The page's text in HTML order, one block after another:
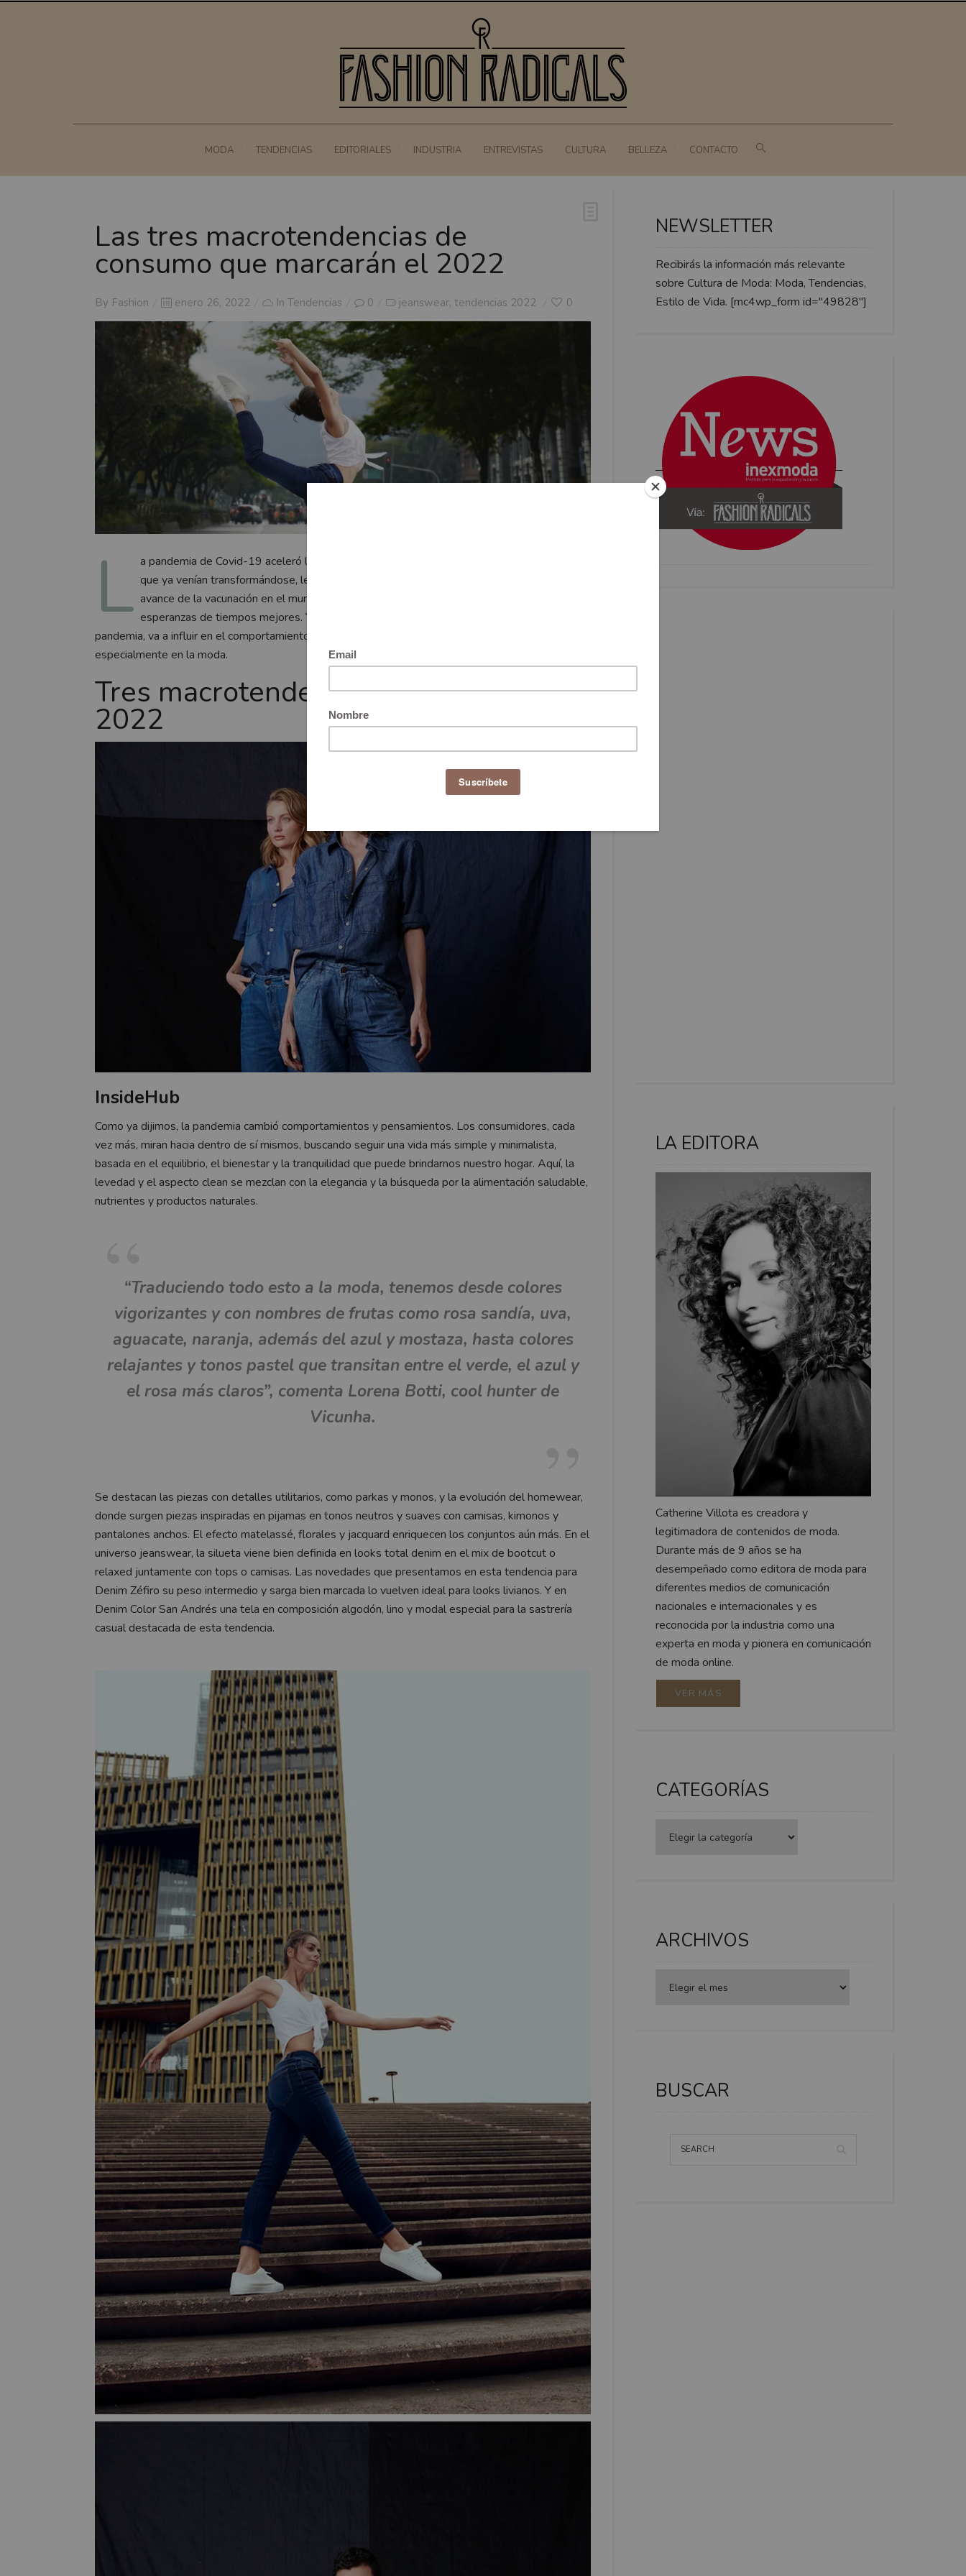
MODA TENDENCIAS EDITORIALES INDUSTRIA ENTREVISTAS CULTURA BELLEZA CONTACTO
Las tres macrotendencias de
consumo que marcarán el 2022
By Fashion
Posted
on
enero 26, 2022 In Tendencias 0 jeanswear, tendencias 2022 0
L a pandemia de Covid-19 aceleró la evolución de comportamientos sociales y de consumo
que ya venían transformándose, lentamente, a lo largo de las últimas décadas. Gracias al
avance de la vacunación en el mundo, va apareciendo una luz al final del túnel, trayendo
esperanzas de tiempos mejores. Y ese sentimiento positivo del escenario, aprendido en
pandemia, va a influir en el comportamiento de consumo de las personas en el mundo,
especialmente en la moda.
Tres macrotendencias de consumo
2022
InsideHub
Como ya dijimos, la pandemia cambió comportamientos y pensamientos. Los consumidores, cada
vez más, miran hacia dentro de sí mismos, buscando seguir una vida más simple y minimalista,
basada en el equilibrio, el bienestar y la tranquilidad que puede brindarnos nuestro hogar. Aquí, la
levedad y el aspecto clean se mezclan con la elegancia y la búsqueda por la alimentación saludable,
nutrientes y productos naturales.
“Traduciendo todo esto a la moda, tenemos desde colores
vigorizantes y con nombres de frutas como rosa sandía, uva,
aguacate, naranja, además del azul y mostaza, hasta colores
relajantes y tonos pastel que transitan entre el verde, el azul y
el rosa más claros”, comenta Lorena Botti, cool hunter de
Vicunha.
Se destacan las piezas con detalles utilitarios, como parkas y monos, y la evolución del homewear,
donde surgen piezas inspiradas en pijamas en tonos neutros y suaves con camisas, kimonos y
pantalones anchos. El efecto matelassé, florales y jacquard enriquecen los conjuntos aún más. En el
universo jeanswear, la silueta viene bien definida en looks total denim en el mix de bootcut o
relaxed juntamente con tops o camisas. Las novedades que presentamos en esta tendencia para
Denim Zéfiro su peso intermedio y sarga bien marcada lo vuelven ideal para looks livianos. Y en
Denim Color San Andrés una tela en composición algodón, lino y modal especial para la sastrería
casual destacada de esta tendencia.
NEWSLETTER
Recibirás la información más relevante
sobre Cultura de Moda: Moda, Tendencias,
Estilo de Vida. [mc4wp_form id="49828"]
LA EDITORA
Catherine Villota es creadora y
legitimadora de contenidos de moda.
Durante más de 9 años se ha
desempeñado como editora de moda para
diferentes medios de comunicación
nacionales e internacionales y es
reconocida por la industria como una
experta en moda y pionera en comunicación
de moda online.
VER MÁS
CATEGORÍAS
ARCHIVOS
BUSCAR